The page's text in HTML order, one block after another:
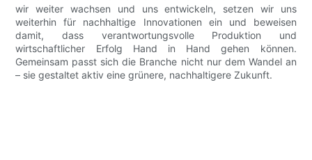
wir weiter wachsen und uns entwickeln, setzen wir uns
weiterhin für nachhaltige Innovationen ein und beweisen
damit, dass verantwortungsvolle Produktion und
wirtschaftlicher Erfolg Hand in Hand gehen können.
Gemeinsam passt sich die Branche nicht nur dem Wandel an
– sie gestaltet aktiv eine grünere, nachhaltigere Zukunft.